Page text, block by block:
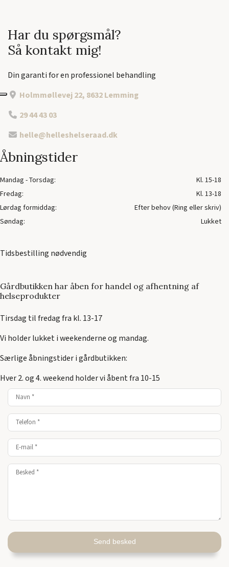
Har du spørgsmål?
Så kontakt mig!
Din garanti for en professionel behandling
Holmmøllevej 22, 8632 Lemming
29 44 43 03
helle@helleshelseraad.dk
Åbningstider
Mandag - Torsdag:
Kl. 15-18
Fredag:
Kl. 13-18
Lørdag formiddag:
Efter behov (Ring eller skriv)
Søndag:
Lukket
Tidsbestilling nødvendig
Gårdbutikken har åben for handel og afhentning af
helseprodukter
Tirsdag til fredag fra kl. 13-17
Vi holder lukket i weekenderne og mandag.
Særlige åbningstider i gårdbutikken:
Hver 2. og 4. weekend holder vi åbent fra 10-15